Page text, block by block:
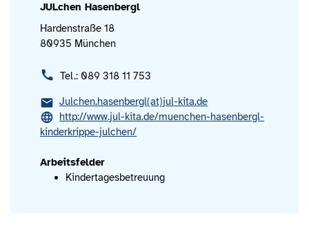
JULchen Hasenbergl
Hardenstraße 18
80935 München
Tel.: 089 318 11 753
Julchen.hasenbergl(at)jul-kita.de
http://www.jul-kita.de/muenchen-hasenbergl-
kinderkrippe-julchen/
Arbeitsfelder
Kindertagesbetreuung